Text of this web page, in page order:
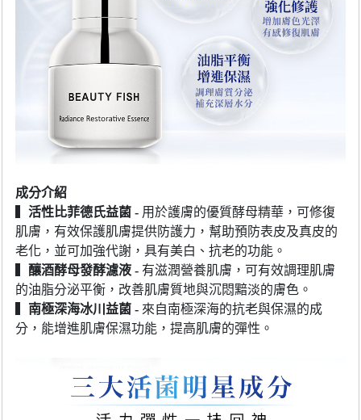
成分介紹
活性比菲德氏益菌 - 用於護膚的優質酵母精華，可修復
肌膚，有效保護肌膚提供防護力，幫助預防表皮及真皮的
老化，並可加強代謝，具有美白、抗老的功能。
釀酒酵母發酵濾液 - 有滋潤營養肌膚，可有效調理肌膚
的油脂分泌平衡，改善肌膚質地與沉悶黯淡的膚色。
南極深海冰川益菌 - 來自南極深海的抗老與保濕的成
分，能增進肌膚保濕功能，提高肌膚的彈性。